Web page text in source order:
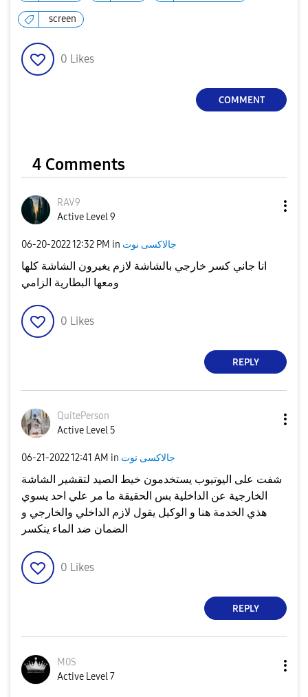
screen
0 Likes
COMMENT
4 Comments
RAV9
Active Level 9
‎06-20-202212:32 PM in جالاكسى نوت
انا جاني كسر خارجي بالشاشة لازم يغيرون الشاشة كلها
ومعها البطارية الزامي
0 Likes
REPLY
QuitePerson
Active Level 5
‎06-21-202212:41 AM in جالاكسى نوت
شفت على اليوتيوب يستخدمون خيط الصيد لتقشير الشاشة
الخارجية عن الداخلية بس الحقيقة ما مر علي احد يسوي
هذي الخدمة هنا و الوكيل يقول لازم الداخلي والخارجي و
الضمان ضد الماء ينكسر
0 Likes
REPLY
M0S
Active Level 7